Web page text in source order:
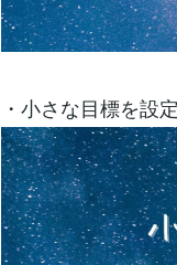
・小さな目標を設